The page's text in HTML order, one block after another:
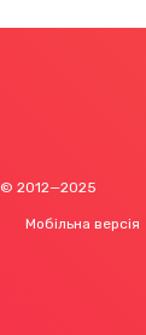
© 2012—2025
Мобільна версія